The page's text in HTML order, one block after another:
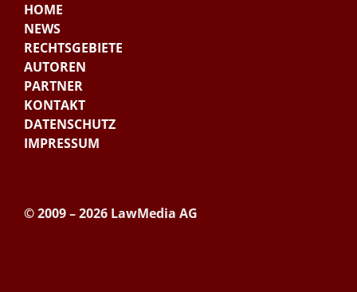
HOME
NEWS
RECHTSGEBIETE
AUTOREN
PARTNER
KONTAKT
DATENSCHUTZ
IMPRESSUM
© 2009 – 2026 LawMedia AG